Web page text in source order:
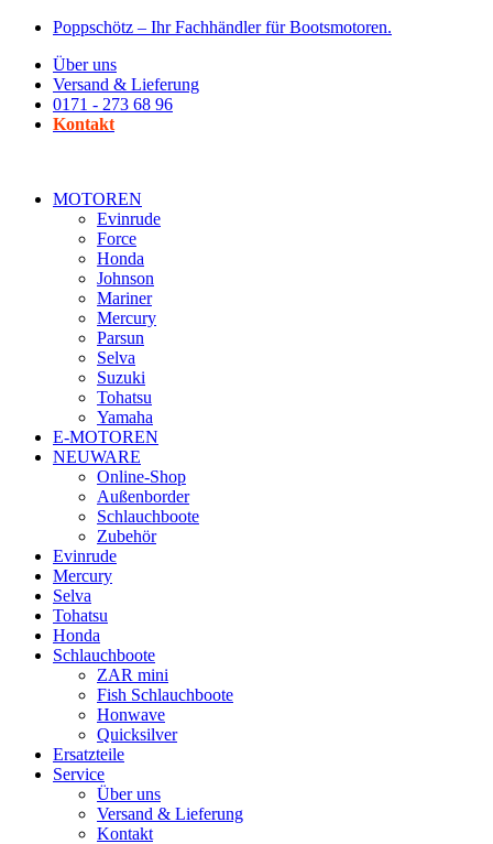
Zum
wechseln
Poppschötz – Ihr Fachhändler für Bootsmotoren.
Über uns
Versand & Lieferung
0171 - 273 68 96
Kontakt
MOTOREN
Evinrude
Force
Honda
Johnson
Mariner
Mercury
Parsun
Selva
Suzuki
Tohatsu
Yamaha
E-MOTOREN
NEUWARE
Online-Shop
Außenborder
Schlauchboote
Zubehör
Evinrude
Mercury
Selva
Tohatsu
Honda
Schlauchboote
ZAR mini
Fish Schlauchboote
Honwave
Quicksilver
Ersatzteile
Service
Über uns
Versand & Lieferung
Kontakt